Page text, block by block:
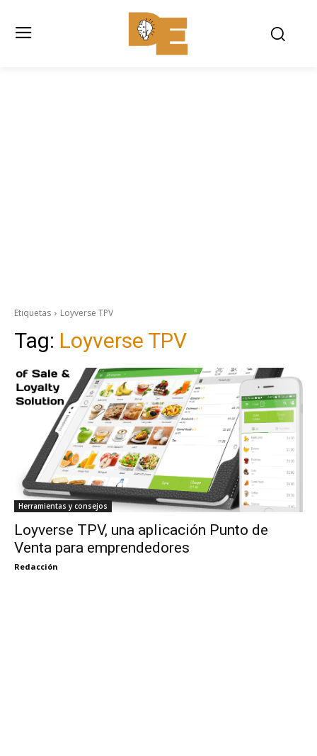
Etiquetas Loyverse TPV
Tag: Loyverse TPV
Herramientas y consejos
Loyverse TPV, una aplicación Punto de
Venta para emprendedores
Redacción